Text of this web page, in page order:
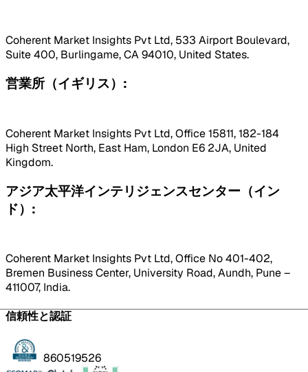
Coherent Market Insights Pvt Ltd, 533 Airport Boulevard,
Suite 400, Burlingame, CA 94010, United States.
営業所（イギリス）:
Coherent Market Insights Pvt Ltd, Office 15811, 182-184
High Street North, East Ham, London E6 2JA, United
Kingdom.
アジア太平洋インテリジェンスセンター（イン
ド）:
Coherent Market Insights Pvt Ltd, Office No 401-402,
Bremen Business Center, University Road, Aundh, Pune –
411007, India.
信頼性と認証
860519526